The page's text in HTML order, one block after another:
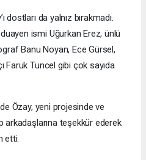
dostları da yalnız bırakmadı.
ismi Uğurkan Erez, ünlü
Banu Noyan, Ece Gürsel,
Faruk Tuncel gibi çok sayıda
Özay, yeni projesinde ve
teşekkür ederek
etti.